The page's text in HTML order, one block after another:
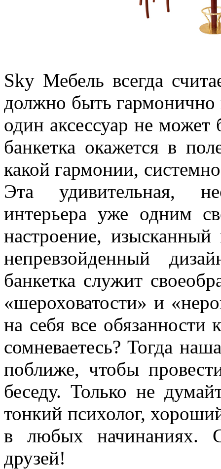
Sky Мебель всегда
должно быть
один аксессуар не
банкетка окажется в
какой гармонии,
Эта удивительная,
интерьера уже одним
настроение,
непревзойденный
банкетка служит
«шероховатости» и
на себя все
сомневаетесь? Тогда
поближе, чтобы
беседу. Только не
тонкий психолог,
в любых начинаниях.
друзей!